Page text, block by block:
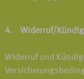
4. Widerruf/
Widerruf und